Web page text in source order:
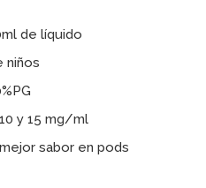
de líquido
niños
y 15 mg/ml
sabor en pods